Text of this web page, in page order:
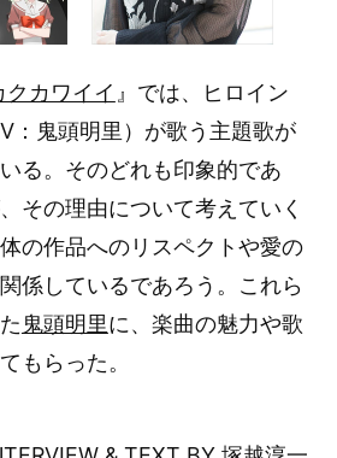
クカワイイ 』では、ヒロイン
：鬼頭明里）が歌う主題歌が
る。そのどれも印象的であ
その理由について考えていく
の作品へのリスペクトや愛の
係しているであろう。これら
鬼頭明里に、楽曲の魅力や歌
もらった。